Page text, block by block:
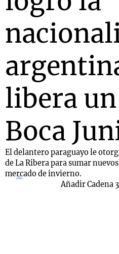
libera
Boca
El delantero paraguayo le
de La Ribera para sumar
mercado de invierno.
Añadir Cadena